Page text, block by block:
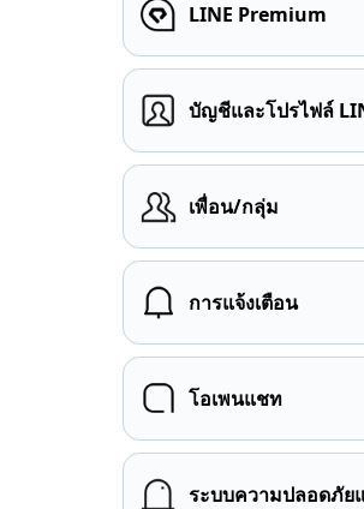
LINE Premium
บัญชีและโปรไฟล์
เพื่อน/กลุ่ม
การแจ้งเตือน
โอเพนแชท
ระบบความปลอดภัย